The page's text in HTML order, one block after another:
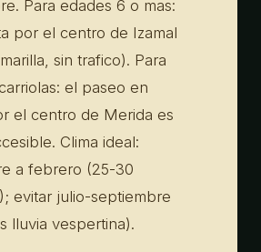
Para edades 6 o mas:
por el centro de Izamal
sin trafico). Para
el paseo en
el centro de Merida es
Clima ideal:
a febrero (25-30
evitar julio-septiembre
lluvia vespertina).